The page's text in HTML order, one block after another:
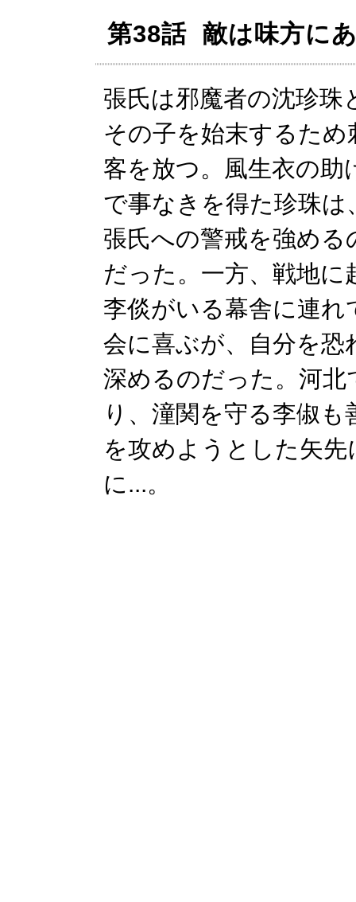
第38話 敵は味方に
張氏は邪魔者の沈珍珠
その子を始末するため
客を放つ。風生衣の助
で事なきを得た珍珠は
張氏への警戒を強める
だった。一方、戦地
李倓がいる幕舎に連
会に喜ぶが、自分を恐
深めるのだった。河
り、潼関を守る李俶
を攻めようとした矢
に...。